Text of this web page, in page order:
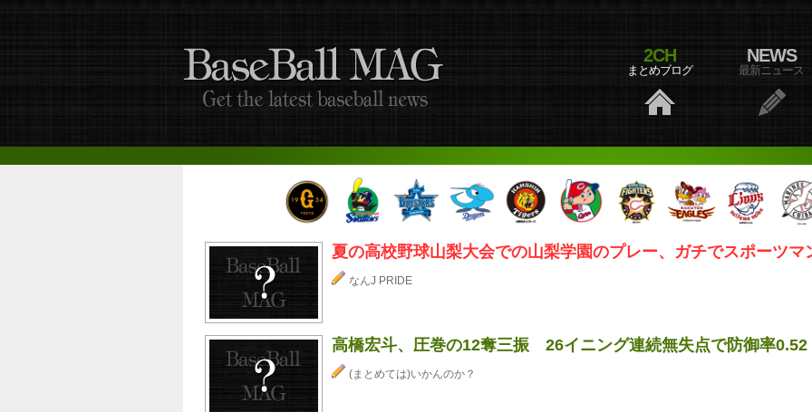
2CH
まとめブログ
NEWS
最新ニュース
夏の高校野球山梨大会での山梨学園のプレー、ガチでスポーツマ
なんJ PRIDE
高橋宏斗、圧巻の12奪三振 26イニング連続無失点で防御率0.52
(まとめては)いかんのか？